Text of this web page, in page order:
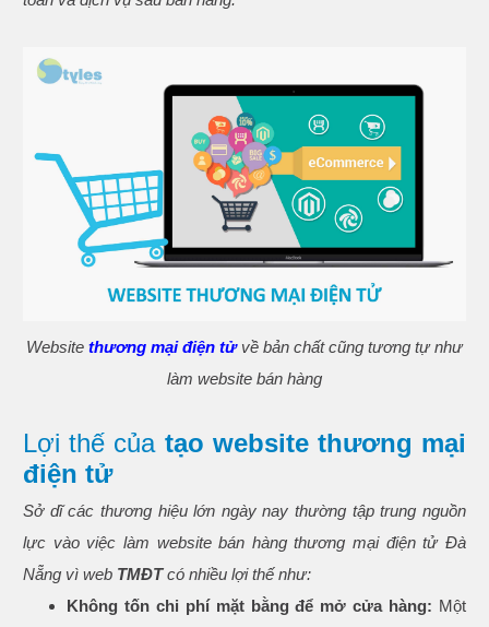
Website thương mại điện tửvề bản chất cũng tương tự như
làm website bán hàng
Lợi thế của tạo website thương mại
điện tử
Sở dĩ các thương hiệu lớn ngày nay thường tập trung nguồn
lực vào việc làm website bán hàng thương mại điện tử Đà
Nẵng vì web TMĐTcó nhiều lợi thế như:
Không tốn chi phí mặt bằng để mở cửa hàng: Một